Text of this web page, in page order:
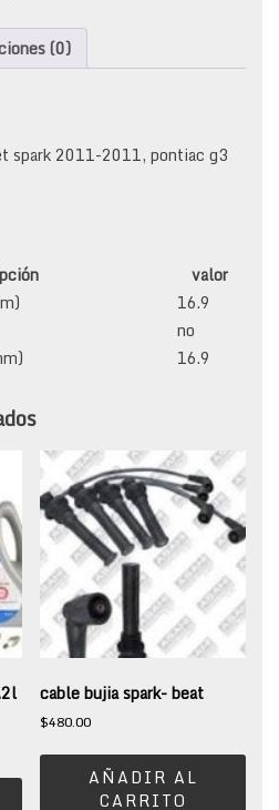
(0)
spark 2011-2011, pontiac g3
valor
16.9
no
16.9
cable bujia spark- beat
$480.00
AÑADIR AL
CARRITO